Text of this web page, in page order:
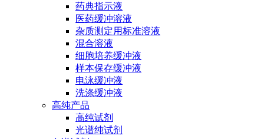
药典指示液
医药缓冲溶液
杂质测定用标准溶液
混合溶液
细胞培养缓冲液
样本保存缓冲液
电泳缓冲液
洗涤缓冲液
高纯产品
高纯试剂
光谱纯试剂